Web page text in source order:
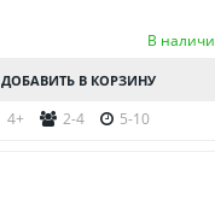
В
ДОБАВИТЬ В КОРЗИНУ
4+ 2-4 5-10